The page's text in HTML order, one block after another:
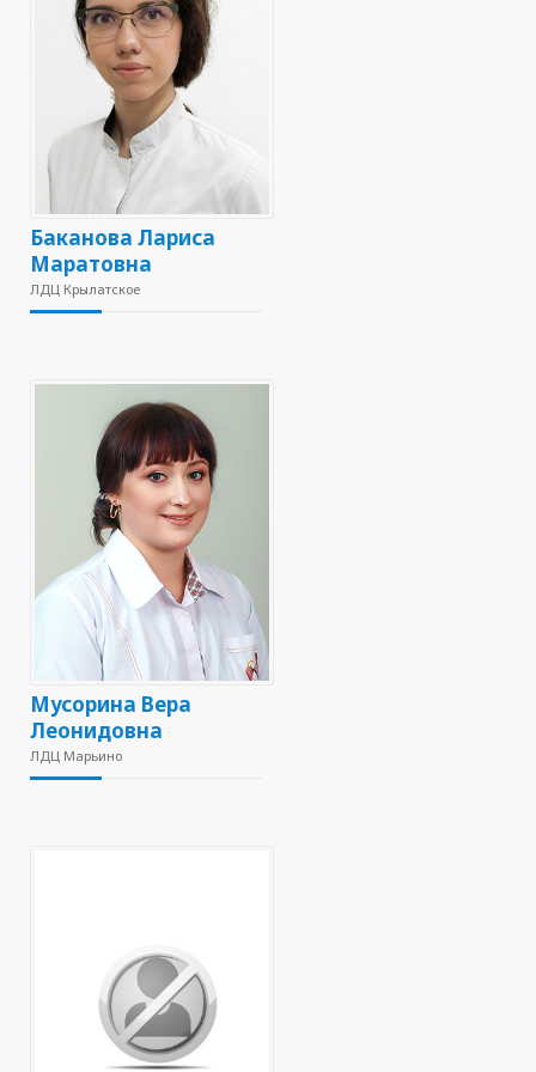
Баканова Лариса
Маратовна
ЛДЦ Крылатское
Мусорина Вера
Леонидовна
ЛДЦ Марьино